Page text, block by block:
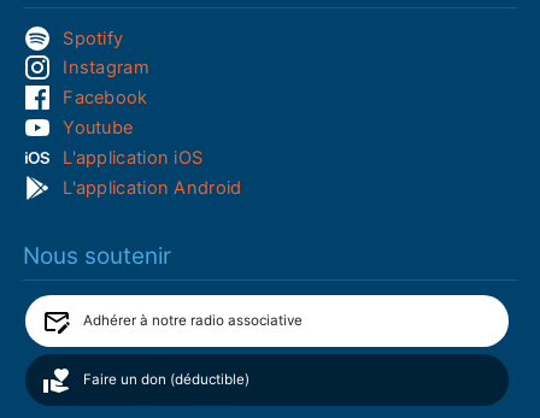
Spotify
Instagram
Facebook
Youtube
L'application iOS
L'application Android
Nous soutenir
Adhérer à notre radio associative
Faire un don (déductible)